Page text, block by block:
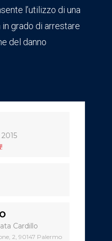
l’utilizzo di una
grado di arrestare
del danno
Cardillo
2, 90147 Palermo